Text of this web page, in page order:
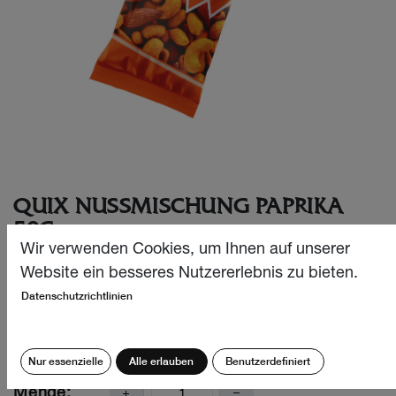
QUIX NUSSMISCHUNG PAPRIKA
50G
QUIX Mixed Nuts Paprika – die perfekte Kombination aus
Wir verwenden Cookies, um Ihnen auf unserer
Website ein besseres Nutzererlebnis zu bieten.
Datenschutzrichtlinien
Nur essenzielle Alle erlauben Benutzerdefiniert